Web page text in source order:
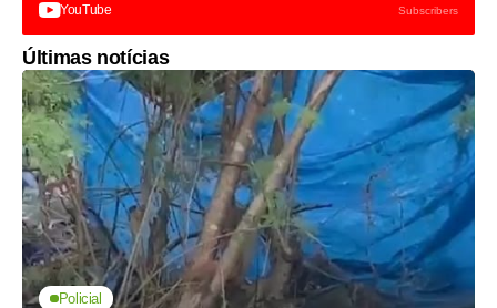
YouTube Subscribers
Últimas notícias
Policial